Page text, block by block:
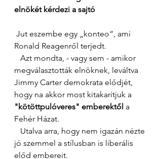
elnökét kérdezi a sajtó
Ronald Reagenről terjedt.
megválasztották elnöknek, leváltva
Jimmy Carter demokrata elődjét,
hogy na akkor most kitakarítjuk a
"kötöttpulóveres" emberektől a
Fehér Házat.
jó szemmel a stílusban is liberális
előd embereit.